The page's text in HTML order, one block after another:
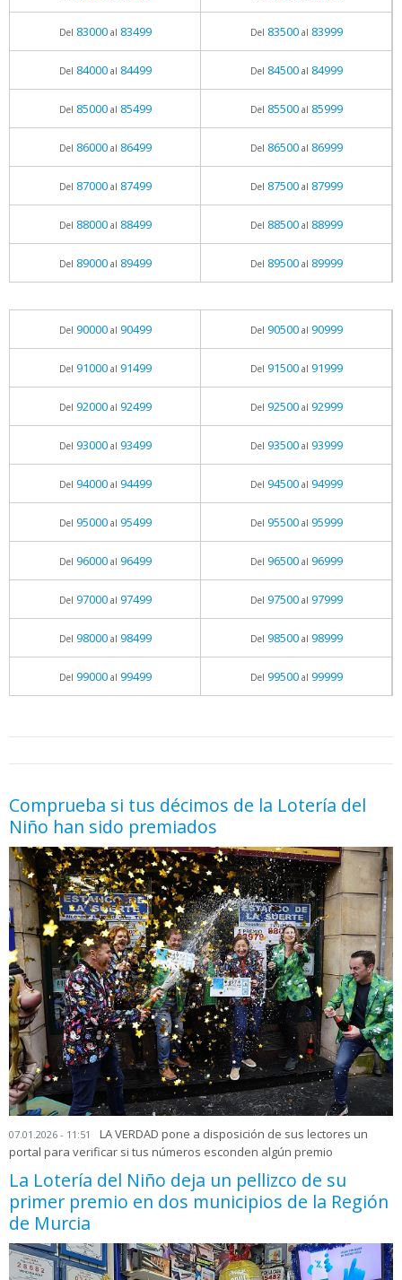
Del 83000al 83499 Del 83500al 83999
Del 84000al 84499 Del 84500al 84999
Del 85000al 85499 Del 85500al 85999
Del 86000al 86499 Del 86500al 86999
Del 87000al 87499 Del 87500al 87999
Del 88000al 88499 Del 88500al 88999
Del 89000al 89499 Del 89500al 89999
Del 90000al 90499 Del 90500al 90999
Del 91000al 91499 Del 91500al 91999
Del 92000al 92499 Del 92500al 92999
Del 93000al 93499 Del 93500al 93999
Del 94000al 94499 Del 94500al 94999
Del 95000al 95499 Del 95500al 95999
Del 96000al 96499 Del 96500al 96999
Del 97000al 97499 Del 97500al 97999
Del 98000al 98499 Del 98500al 98999
Del 99000al 99499 Del 99500al 99999
Comprueba si tus décimos de la Lotería del
Niño han sido premiados
07.01.2026 - 11:51
LA VERDAD pone a disposición de sus lectores un
portal para verificar si tus números esconden algún premio
La Lotería del Niño deja un pellizco de su
primer premio en dos municipios de la Región
de Murcia